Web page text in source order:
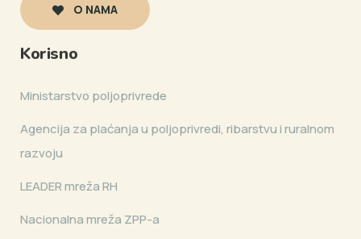
O NAMA
Korisno
Ministarstvo poljoprivrede
Agencija za plaćanja u poljoprivredi, ribarstvu i ruralnom
razvoju
LEADER mreža RH
Nacionalna mreža ZPP-a